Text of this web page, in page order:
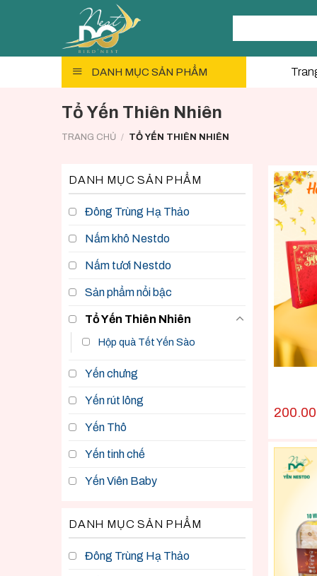
DANH MỤC SẢN PHẨM
Tổ Yến Thiên Nhiên
TRANG CHỦ / TỔ YẾN THIÊN NHIÊN
DANH MỤC SẢN PHẨM
Đông Trùng Hạ Thảo
Nấm khô Nestdo
Nấm tươi Nestdo
Sản phẩm nổi bậc
Tổ Yến Thiên Nhiên
Hộp quà Tết Yến Sào
Yến chưng
Yến rút lông
Yến Thô
Yến tinh chế
Yến Viên Baby
DANH MỤC SẢN PHẨM
Đông Trùng Hạ Thảo